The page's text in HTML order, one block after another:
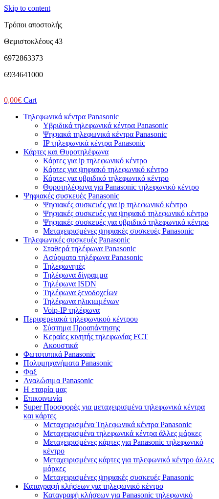
Skip to content
Τρόποι αποστολής
Θεμιστοκλέους 43
6972863373
6934641000
0,00€ Cart
Τηλεφωνικά κέντρα Panasonic
Υβριδικά τηλεφωνικά κέντρα Panasonic
Ψηφιακά τηλεφωνικά κέντρα Panasonic
IP τηλεφωνικά κέντρα Panasonic
Κάρτες και Θυροτηλέφωνα
Κάρτες για ip τηλεφωνικό κέντρο
Κάρτες για ψηφιακό τηλεφωνικό κέντρο
Κάρτες για υβριδικό τηλεφωνικό κέντρο
Θυροτηλέφωνα για Panasonic τηλεφωνικό κέντρο
Ψηφιακές συσκευές Panasonic
Ψηφιακές συσκευές για ip τηλεφωνικό κέντρο
Ψηφιακές συσκευές για ψηφιακό τηλεφωνικό κέντρο
Ψηφιακές συσκευές για υβριδικό τηλεφωνικό κέντρο
Μεταχειρισμένες ψηφιακές συσκευές Panasonic
Τηλεφωνικές συσκευές Panasonic
Σταθερά τηλέφωνα Panasonic
Ασύρματα τηλέφωνα Panasonic
Τηλεφωνητές
Τηλέφωνα δίγραμμα
Τηλέφωνα ISDN
Τηλέφωνα ξενοδοχείων
Τηλέφωνα ηλικιωμένων
Voip-IP τηλέφωνα
Περιφερειακά τηλεφωνικού κέντρου
Σύστημα Προαπάντησης
Κεραίες κινητής τηλεφωνίας FCT
Ακουστικά
Φωτοτυπικά Panasonic
Πολυμηχανήματα Panasonic
Φαξ
Αναλώσιμα Panasonic
Η εταιρία μας
Επικοινωνία
Super Προσφορές για μεταχειρισμένα τηλεφωνικά κέντρα
και κάρτες
Μεταχειρισμένα Τηλεφωνικά κέντρα Panasonic
Μεταχειρισμένα τηλεφωνικά κέντρα άλλες μάρκες
Μεταχειρισμένες κάρτες για Panasonic τηλεφωνικό
κέντρο
Μεταχειρισμένες κάρτες για τηλεφωνικό κέντρο άλλες
μάρκες
Μεταχειρισμένες ψηφιακές συσκευές Panasonic
Καταγραφή κλήσεων για τηλεφωνικό κέντρο
Καταγραφή κλήσεων για Panasonic τηλεφωνικό